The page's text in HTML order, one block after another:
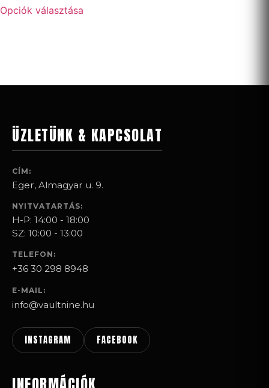
Opciók választása
ÜZLETÜNK & KAPCSOLAT
CÍM:
Eger, Almagyar u. 9.
NYITVATARTÁS:
H-P: 14:00 - 18:00
SZ: 10:00 - 13:00
TELEFON:
+36 30 298 8948
E-MAIL:
info@vaultnine.hu
INSTAGRAM FACEBOOK